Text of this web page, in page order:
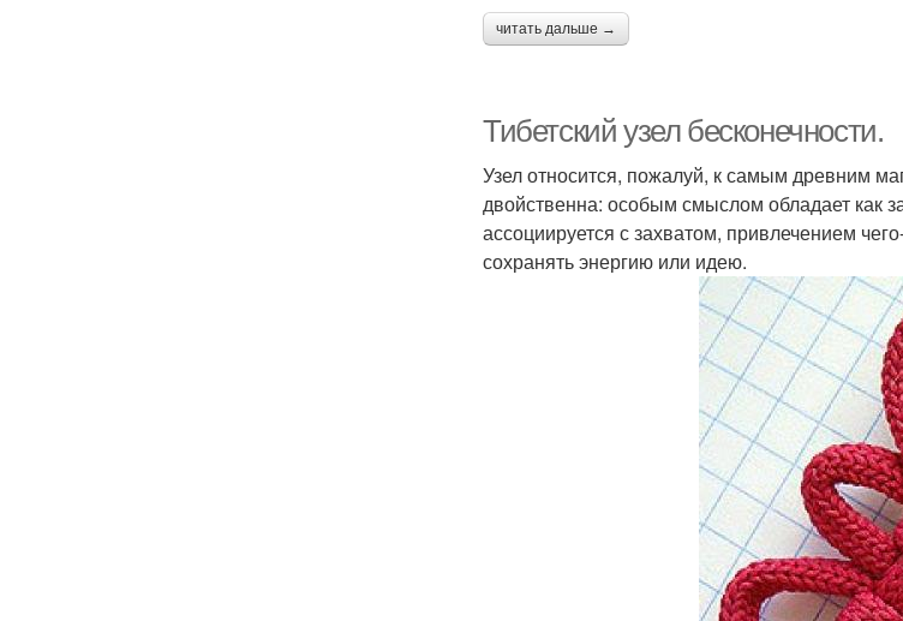
читать дальше →
Тибетский узел бесконечности.
Узел относится, пожалуй, к самым древним
двойственна: особым смыслом обладает как
ассоциируется с захватом, привлечением
сохранять энергию или идею.